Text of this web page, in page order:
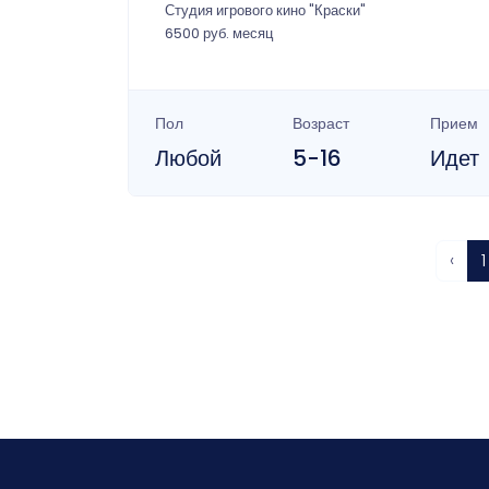
Студия игрового кино "Краски"
6500 руб. месяц
Пол
Любой
Возраст
5-16
Прием
Идет
‹ 1